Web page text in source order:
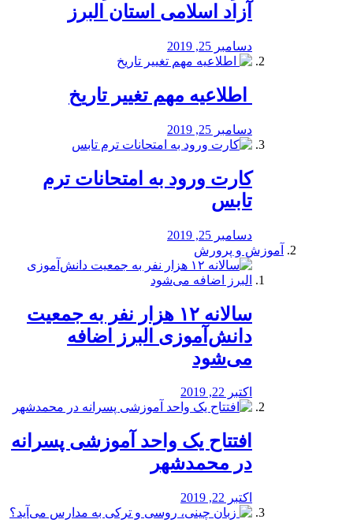
آزاد اسلامی استان البرز
دسامبر 25, 2019
️ اطلاعیه مهم تغییر تاریخ
دسامبر 25, 2019
کارت ورود به امتحانات ترم
تابس
دسامبر 25, 2019
آموزش و پرورش
️سالانه ۱۲ هزار نفر به جمعیت
دانش‌آموزی البرز اضافه
می‌شود
اکتبر 22, 2019
افتتاح یک واحد آموزشی پسرانه
در محمدشهر
اکتبر 22, 2019